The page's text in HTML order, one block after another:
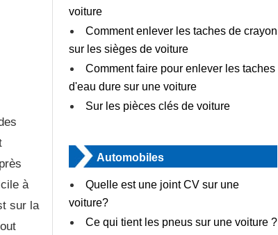
à
sur ​​la
voiture
Comment enlever les taches de crayon
sur les sièges de voiture
Comment faire pour enlever les taches
d'eau dure sur une voiture
Sur les pièces clés de voiture
Automobiles
Quelle est une joint CV sur une
voiture?
Ce qui tient les pneus sur une voiture ?